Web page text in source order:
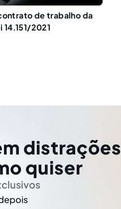
de trabalho da
2021
distrações
quiser